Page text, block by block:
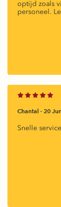
optijd zoals
personeel.
Chantal - 20
Snelle